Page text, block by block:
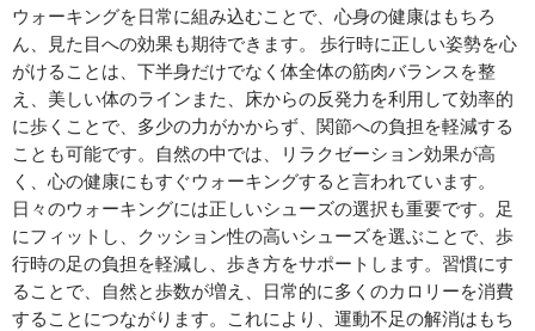
ウォーキングを日常に組み込むことで、心身の健康はもちろ
ん、見た目への効果も期待できます。 歩行時に正しい姿勢を心
がけることは、下半身だけでなく体全体の筋肉バランスを整
え、美しい体のラインまた、床からの反発力を利用して効率的
に歩くことで、多少の力がかからず、関節への負担を軽減する
ことも可能です。自然の中では、リラクゼーション効果が高
く、心の健康にもすぐウォーキングすると言われています。
日々のウォーキングには正しいシューズの選択も重要です。足
にフィットし、クッション性の高いシューズを選ぶことで、歩
行時の足の負担を軽減し、歩き方をサポートします。習慣にす
ることで、自然と歩数が増え、日常的に多くのカロリーを消費
することにつながります。これにより、運動不足の解消はもち